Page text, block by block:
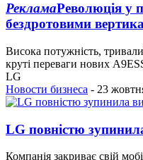
РекламаРеволюція у
бездротовими
Висока потужність,
круті переваги нових
LG
Новости бизнеса - 23
LG повністю
Компанія закриває свій